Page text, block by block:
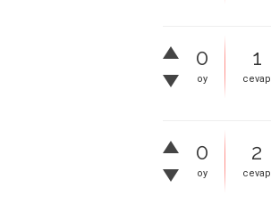
0
oy
1
cevap
0
oy
2
cevap